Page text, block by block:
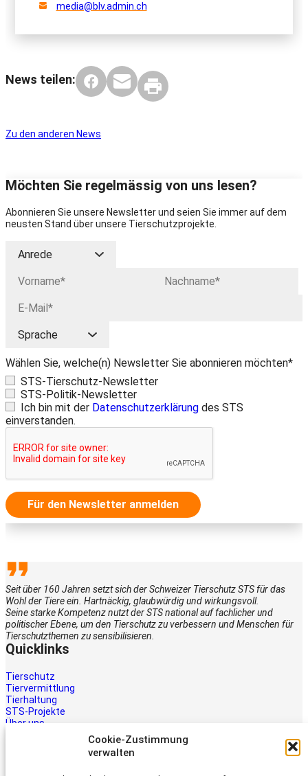
Cookie-Zustimmung
verwalten
media@blv.admin.ch
News teilen:
Zu den anderen News
Möchten Sie regelmässig von uns lesen?
Abonnieren Sie unsere Newsletter und seien Sie immer auf dem
neusten Stand über unsere Tierschutzprojekte.
Wählen Sie, welche(n) Newsletter Sie abonnieren möchten*
STS-Tierschutz-Newsletter
STS-Politik-Newsletter
Ich bin mit der Datenschutzerklärung des STS
einverstanden.
Für den Newsletter anmelden
Seit über 160 Jahren setzt sich der Schweizer Tierschutz STS für das
Wohl der Tiere ein. Hartnäckig, glaubwürdig und wirkungsvoll.
Seine starke Kompetenz nutzt der STS national auf fachlicher und
politischer Ebene, um den Tierschutz zu verbessern und Menschen für
Tierschutzthemen zu sensibilisieren.
Quicklinks
Tierschutz
Tiervermittlung
Tierhaltung
STS-Projekte
Über uns